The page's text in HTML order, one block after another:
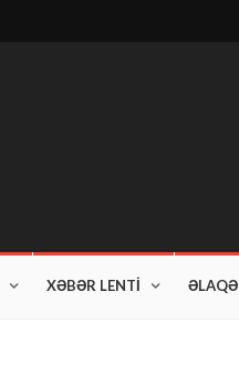
XƏBƏR LENTİ ƏLAQƏ